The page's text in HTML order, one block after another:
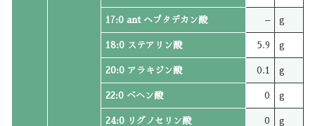
17:0 ant ヘプタデカン酸 – g
18:0 ステアリン酸 5.9 g
20:0 アラキジン酸 0.1 g
22:0 ベヘン酸 0 g
24:0 リグノセリン酸 0 g